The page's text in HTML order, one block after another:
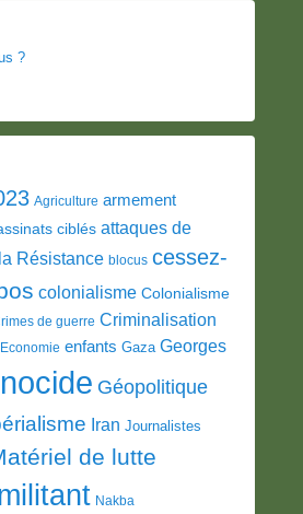
?
Agriculture armement
ciblés attaques de
Résistance blocus cessez-
colonialisme Colonialisme
de guerre Criminalisation
Economie enfants Gaza Georges
Géopolitique
Iran Journalistes
de lutte
Nakba